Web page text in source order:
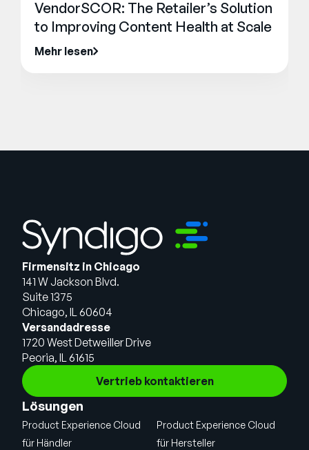
VendorSCOR: The Retailer’s Solution
to Improving Content Health at Scale
Mehr lesen
Firmensitz in Chicago
141 W Jackson Blvd.
Suite 1375
Chicago, IL 60604
Versandadresse
1720 West Detweiller Drive
Peoria, IL 61615
Vertrieb kontaktieren
Lösungen
Product Experience Cloud
für Händler
Product Experience Cloud
für Hersteller